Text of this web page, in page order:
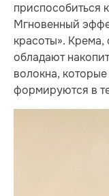
приспособиться
Мгновенный
красоты». Крема,
обладают
волокна,
формируются в